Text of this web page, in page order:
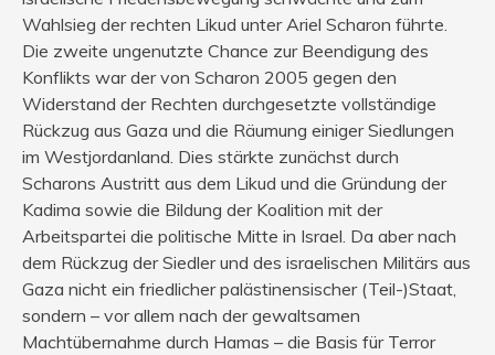
Wahlsieg der rechten Likud unter Ariel Scharon führte.
Die zweite ungenutzte Chance zur Beendigung des
Konflikts war der von Scharon 2005 gegen den
Widerstand der Rechten durchgesetzte vollständige
Rückzug aus Gaza und die Räumung einiger Siedlungen
im Westjordanland. Dies stärkte zunächst durch
Scharons Austritt aus dem Likud und die Gründung der
Kadima sowie die Bildung der Koalition mit der
Arbeitspartei die politische Mitte in Israel. Da aber nach
dem Rückzug der Siedler und des israelischen Militärs aus
Gaza nicht ein friedlicher palästinensischer (Teil-)Staat,
sondern – vor allem nach der gewaltsamen
Machtübernahme durch Hamas – die Basis für Terror